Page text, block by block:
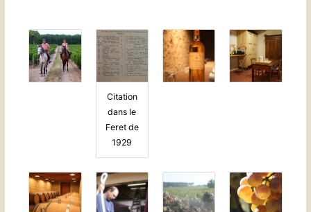
Citation
dans le
Feret de
1929